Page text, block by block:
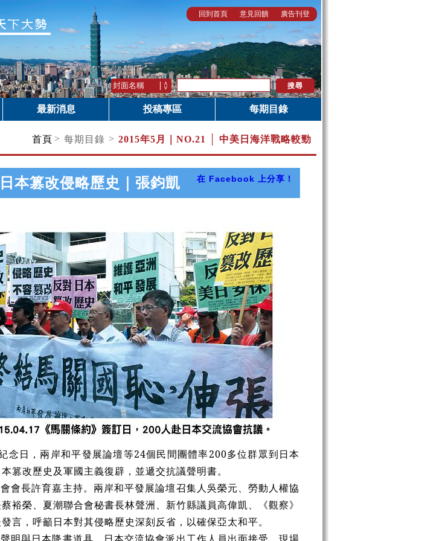
回到首頁 意見回饋 廣告刊登
最新消息 投稿專區 每期目錄
首頁 > 每期目錄 > 2015年5月｜ NO.21 │ 中美日海洋戰略較勁
本篡改侵略歷史｜張鈞凱 在 Facebook 上分享！
日，兩岸和平發展論壇等24個民間團體率200多位群眾到日本
篡改歷史及軍國主義復辟，並遞交抗議聲明書。
會長許育嘉主持。兩岸和平發展論壇召集人吳榮元、勞動人權協
裕榮、夏潮聯合會秘書長林聲洲、新竹縣議員高偉凱、《觀察》
言，呼籲日本對其侵略歷史深刻反省，以確保亞太和平。